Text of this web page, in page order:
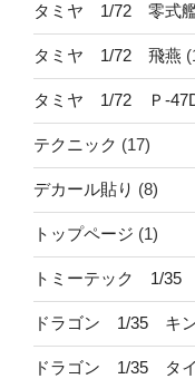
タミヤ 1/72 零式艦
タミヤ 1/72 飛燕
タミヤ 1/72 Ｐ-
テクニック (17)
デカール貼り (8)
トップページ (1)
トミーテック 1/35
ドラゴン 1/35 キ
ドラゴン 1/35 タ